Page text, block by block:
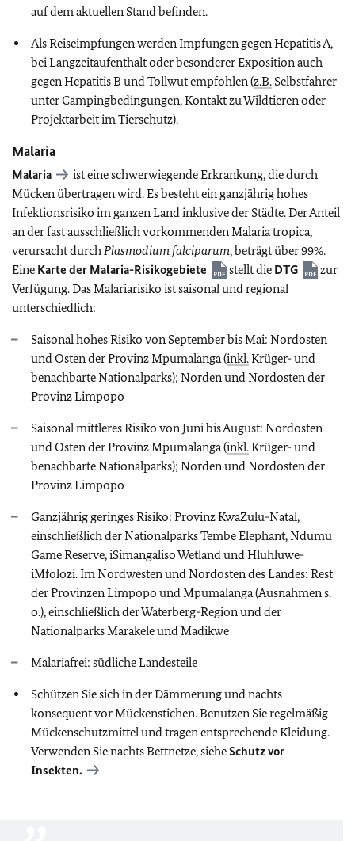
auf dem aktuellen Stand befinden.
Als Reiseimpfungen werden Impfungen gegen Hepatitis A,
bei Langzeitaufenthalt oder besonderer Exposition auch
gegen Hepatitis B und Tollwut empfohlen (z.B. Selbstfahrer
unter Campingbedingungen, Kontakt zu Wildtieren oder
Projektarbeit im Tierschutz).
Malaria
Malaria
ist eine schwerwiegende Erkrankung, die durch
Mücken übertragen wird. Esbesteht ein ganzjährig hohes
Infektionsrisiko im ganzen Land inklusive der Städte. Der Anteil
an der fast ausschließlich vorkommenden Malaria tropica,
verursacht durchPlasmodium falciparum, beträgt über 99%.
Eine Karte der Malaria-Risikogebiete stellt die DTG
zur
Verfügung. Das Malariarisiko ist saisonal und regional
unterschiedlich:
Saisonal hohes Risiko von September bis Mai: Nordosten
und Osten der Provinz Mpumalanga (inkl.Krüger- und
benachbarte Nationalparks); Norden und Nordosten der
Provinz Limpopo
Saisonal mittleres Risiko von Juni bis August: Nordosten
und Osten der Provinz Mpumalanga (inkl.Krüger- und
benachbarte Nationalparks); Norden und Nordosten der
Provinz Limpopo
Ganzjährig geringes Risiko: Provinz KwaZulu-Natal,
einschließlich der Nationalparks Tembe Elephant, Ndumu
Game Reserve, iSimangaliso Wetland und Hluhluwe-
iMfolozi. Im Nordwesten und Nordosten des Landes: Rest
der Provinzen Limpopo und Mpumalanga (Ausnahmen s.
o.), einschließlich der Waterberg-Region und der
Nationalparks Marakele und Madikwe
Malariafrei: südliche Landesteile
Schützen Sie sich in der Dämmerung und nachts
konsequent vor Mückenstichen. Benutzen Sie regelmäßig
Mückenschutzmittel und tragen entsprechende Kleidung.
Verwenden Sie nachts Bettnetze, sieheSchutz vor
Insekten.